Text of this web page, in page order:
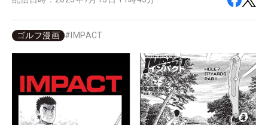
ゴルフ漫画 # IMPACT